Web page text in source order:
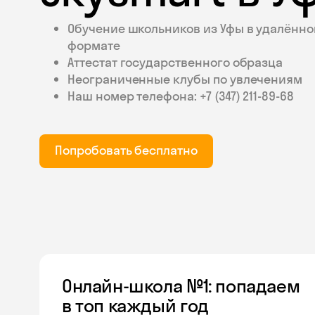
Обучение школьников из Уфы в
формате
Аттестат государственного образца
Неограниченные клубы по увлечениям
Наш номер телефона: +7 (347) 211‑89-68
Попробовать бесплатно
Онлайн-школа №1: попадаем
в топ каждый год